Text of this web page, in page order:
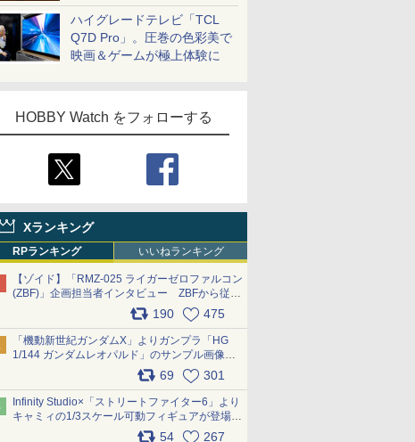
ハイグレードテレビ「TCL
Q7D Pro」。圧巻の色彩美で
映画＆ゲームが極上体験に
HOBBY Watch をフォローする
Xランキング
RPランキング いいねランキング
【ゾイド】「RMZ-025 ライガーゼロファルコン
(ZBF)」企画担当者インタビュー ZBFから従来
デザインまで再現可能なボリューム満点のキッ
ト pic.x.com/6zOqQAQKkX
190 475
「機動新世紀ガンダムX」よりガンプラ「HG
1/144 ガンダムレオパルド」のサンプル画像が
69 301
Infinity Studio×「ストリートファイター6」より
キャミィの1/3スケール可動フィギュアが登場
54 267